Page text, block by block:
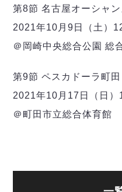
ボルクバレット北九
バサジィ大分
選手の通算記録（Ｆ
マルバ水戸FC
リガーレヴィア葛飾
第8節 名古屋オーシャ
2021年10月9日（土）
＠岡崎中央総合公園 総
第9節 ペスカドーラ町
2021年10月17日（日）
＠町田市立総合体育館